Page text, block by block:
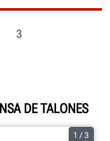
3
DE TALONES
1 / 3